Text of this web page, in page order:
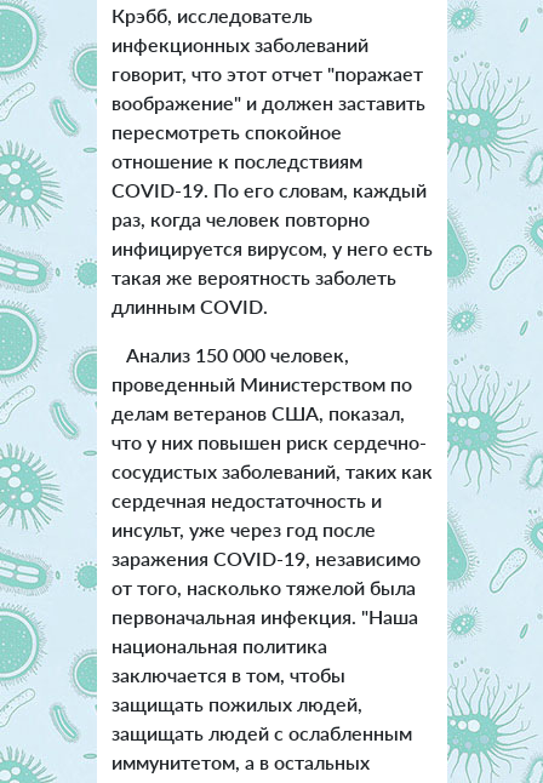
Крэбб, исследователь
инфекционных заболеваний
говорит, что этот отчет "поражает
воображение" и должен заставить
пересмотреть спокойное
отношение к последствиям
COVID-19. По его словам, каждый
раз, когда человек повторно
инфицируется вирусом, у него есть
такая же вероятность заболеть
длинным COVID.
Анализ 150 000 человек,
проведенный Министерством по
делам ветеранов США, показал,
что у них повышен риск сердечно-
сосудистых заболеваний, таких как
сердечная недостаточность и
инсульт, уже через год после
заражения COVID-19, независимо
от того, насколько тяжелой была
первоначальная инфекция. "Наша
национальная политика
заключается в том, чтобы
защищать пожилых людей,
защищать людей с ослабленным
иммунитетом, а в остальных